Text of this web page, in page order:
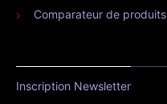
Comparateur de produits
Inscription Newsletter